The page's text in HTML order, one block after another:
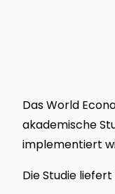
Das World
akademische
implementiert
Die Studie